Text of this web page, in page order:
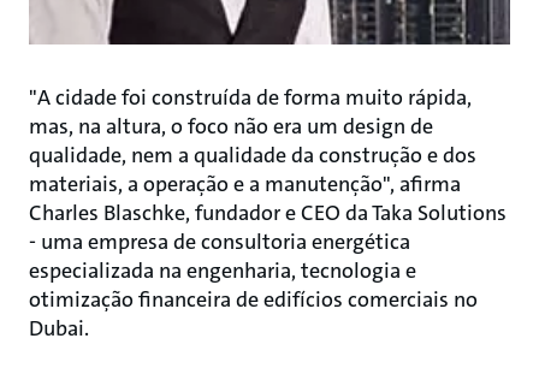
"A cidade foi construída de forma muito rápida,
mas, na altura, o foco não era um design de
qualidade, nem a qualidade da construção e dos
materiais, a operação e a manutenção", afirma
Charles Blaschke, fundador e CEO da Taka Solutions
- uma empresa de consultoria energética
especializada na engenharia, tecnologia e
otimização financeira de edifícios comerciais no
Dubai.